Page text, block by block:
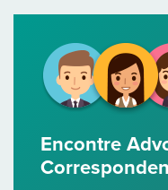
Encontre